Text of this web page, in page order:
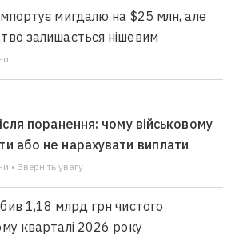
мигдалю на $25 млн, але
залишається нішевим
поранення: чому військовому
або не нарахувати виплати
• Зверніть увагу
1,18 млрд грн чистого
кварталі 2026 року